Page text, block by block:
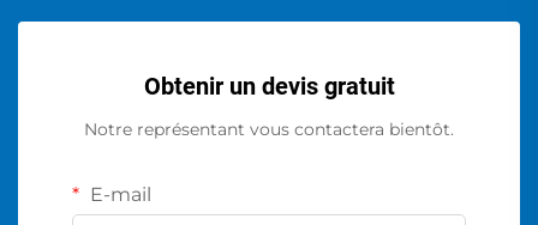
Obtenir un devis gratuit
Notre représentant vous contactera bientôt.
E-mail